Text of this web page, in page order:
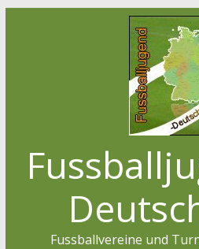
Fussballvereine und